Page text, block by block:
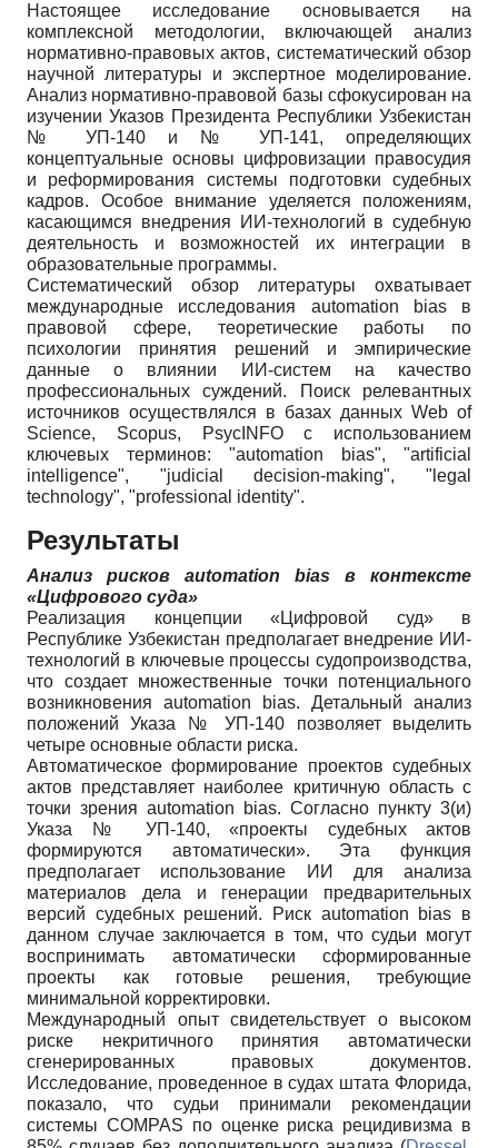
Настоящее исследование основывается на
комплексной методологии, включающей анализ
нормативно-правовых актов, систематический обзор
научной литературы и экспертное моделирование.
Анализ нормативно-правовой базы сфокусирован на
изучении Указов Президента Республики Узбекистан
№ УП-140 и № УП-141, определяющих
концептуальные основы цифровизации правосудия
и реформирования системы подготовки судебных
кадров. Особое внимание уделяется положениям,
касающимся внедрения ИИ-технологий в судебную
деятельность и возможностей их интеграции в
образовательные программы.
Систематический обзор литературы охватывает
международные исследования automation bias в
правовой сфере, теоретические работы по
психологии принятия решений и эмпирические
данные о влиянии ИИ-систем на качество
профессиональных суждений. Поиск релевантных
источников осуществлялся в базах данных Web of
Science, Scopus, PsycINFO с использованием
ключевых терминов: "automation bias", "artificial
intelligence", "judicial decision-making", "legal
technology", "professional identity".
Результаты
Анализ рисков automation bias в контексте
«Цифрового суда»
Реализация концепции «Цифровой суд» в
Республике Узбекистан предполагает внедрение ИИ-
технологий в ключевые процессы судопроизводства,
что создает множественные точки потенциального
возникновения automation bias. Детальный анализ
положений Указа № УП-140 позволяет выделить
четыре основные области риска.
Автоматическое формирование проектов судебных
актов представляет наиболее критичную область с
точки зрения automation bias. Согласно пункту 3(и)
Указа № УП-140, «проекты судебных актов
формируются автоматически». Эта функция
предполагает использование ИИ для анализа
материалов дела и генерации предварительных
версий судебных решений. Риск automation bias в
данном случае заключается в том, что судьи могут
воспринимать автоматически сформированные
проекты как готовые решения, требующие
минимальной корректировки.
Международный опыт свидетельствует о высоком
риске некритичного принятия автоматически
сгенерированных правовых документов.
Исследование, проведенное в судах штата Флорида,
показало, что судьи принимали рекомендации
системы COMPAS по оценке риска рецидивизма в